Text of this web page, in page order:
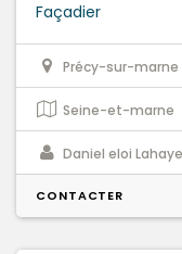
Façadier
Précy-sur-marne
Seine-et-marne
Daniel eloi Lahaye
CONTACTER